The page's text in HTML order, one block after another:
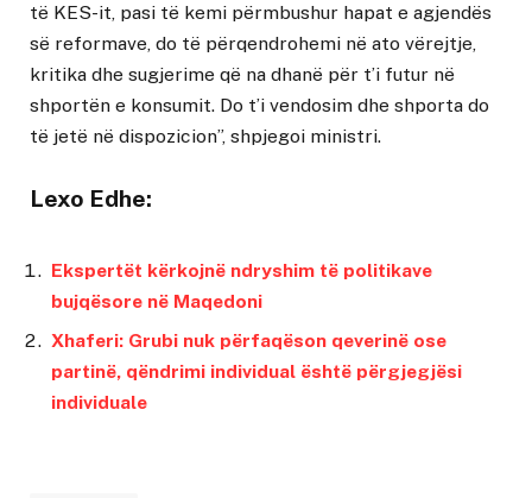
të KES-it, pasi të kemi përmbushur hapat e agjendës
së reformave, do të përqendrohemi në ato vërejtje,
kritika dhe sugjerime që na dhanë për t’i futur në
shportën e konsumit. Do t’i vendosim dhe shporta do
të jetë në dispozicion”, shpjegoi ministri.
Lexo Edhe:
Ekspertët kërkojnë ndryshim të politikave
bujqësore në Maqedoni
Xhaferi: Grubi nuk përfaqëson qeverinë ose
partinë, qëndrimi individual është përgjegjësi
individuale